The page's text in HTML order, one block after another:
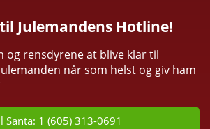
Julemandens Hotline!
og rensdyrene at blive klar til
når som helst og giv ham
Santa: 1 (605) 313-0691